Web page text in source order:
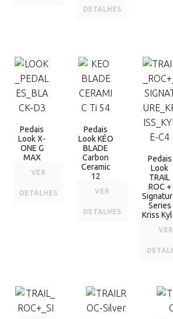
DETALHES
Pedais
Look X-
ONE G
MAX
VER
DETALHES
Pedais
Look KÉO
BLADE
Carbon
Ceramic
12
VER
DETALHES
Pedais
Look
TRAIL
ROC +
Series
Kriss
VER